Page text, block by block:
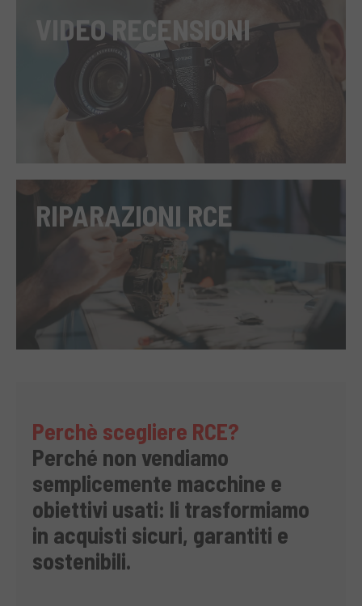
VIDEO RECENSIONI
RIPARAZIONI RCE
Perchè scegliere RCE?
Perché non vendiamo
semplicemente macchine e
obiettivi usati: li trasformiamo
in acquisti sicuri, garantiti e
sostenibili.